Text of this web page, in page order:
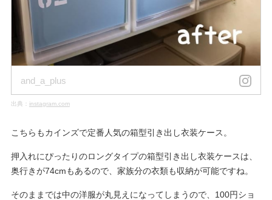
and_a_plus
出典： instagram.com
こちらもカインズで定番人気の箱型引き出し衣装ケース。
押入れにぴったりのロングタイプの箱型引き出し衣装ケースは、
奥行きが74cmもあるので、家族分の衣類も収納が可能ですね。
そのままでは中の洋服が丸見えになってしまうので、100円ショ